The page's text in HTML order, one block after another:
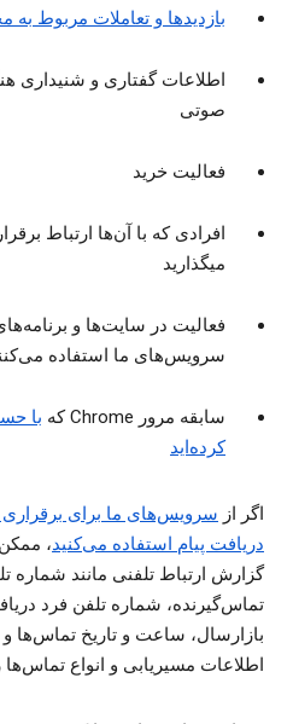
بازدیدها و تعاملات مربوط به
اطلاعات گفتاری و شنیداری
صوتی
فعالیت خرید
افرادی که با آن‌ها ارتباط
میگذارید
فعالیت در سایت‌ها و
سرویس‌های ما استفاده
سابقه مرور Chrome که
کرده‌اید
اگر از سرویس‌های ما برای
دریافت پیام استفاده می‌کنید،
گزارش ارتباط تلفنی مانند شماره
تماس‌گیرنده، شماره تلفن فرد
بازارسال، ساعت و تاریخ تماس‌ها
اطلاعات مسیریابی و انواع تماس‌ها